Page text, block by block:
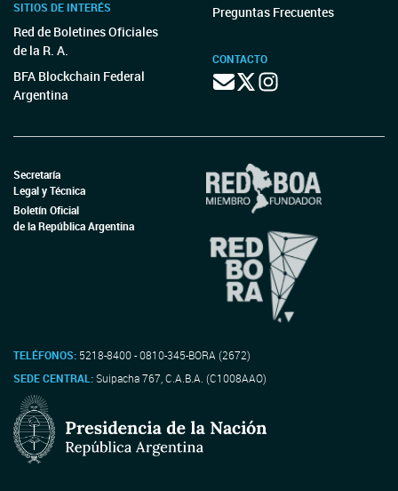
SITIOS DE INTERÉS
Red de Boletines Oficiales
de la R. A.
BFA Blockchain Federal
Argentina
Preguntas Frecuentes
CONTACTO
Secretaría
Legal y Técnica
Boletín Oficial
de la República Argentina
TELÉFONOS: 5218-8400 - 0810-345-BORA (2672)
SEDE CENTRAL:Suipacha 767, C.A.B.A. (C1008AAO)